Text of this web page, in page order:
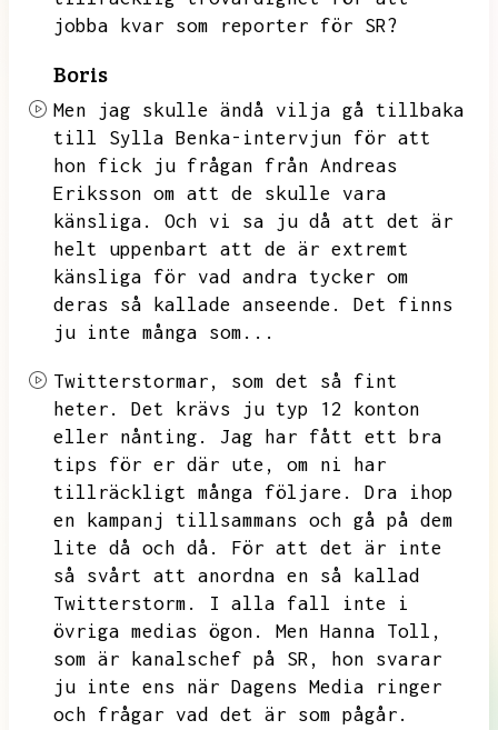
jobba kvar som reporter för SR?
Boris
Men jag skulle ändå vilja gå tillbaka
till Sylla Benka-intervjun för att
hon fick ju frågan från Andreas
Eriksson om att de skulle vara
känsliga.
Och vi sa ju då att det är
helt uppenbart att de är extremt
känsliga för vad andra tycker om
deras så kallade anseende.
Det finns
ju inte många som...
Twitterstormar,
som det så fint
heter.
Det krävs ju typ 12 konton
eller nånting.
Jag har fått ett bra
tips för er där ute,
om ni har
tillräckligt många följare.
Dra ihop
en kampanj tillsammans och gå på dem
lite då och då.
För att det är inte
så svårt att anordna en så kallad
Twitterstorm.
I alla fall inte i
övriga medias ögon.
Men Hanna Toll,
som är kanalschef på SR,
hon svarar
ju inte ens när Dagens Media ringer
och frågar vad det är som pågår.